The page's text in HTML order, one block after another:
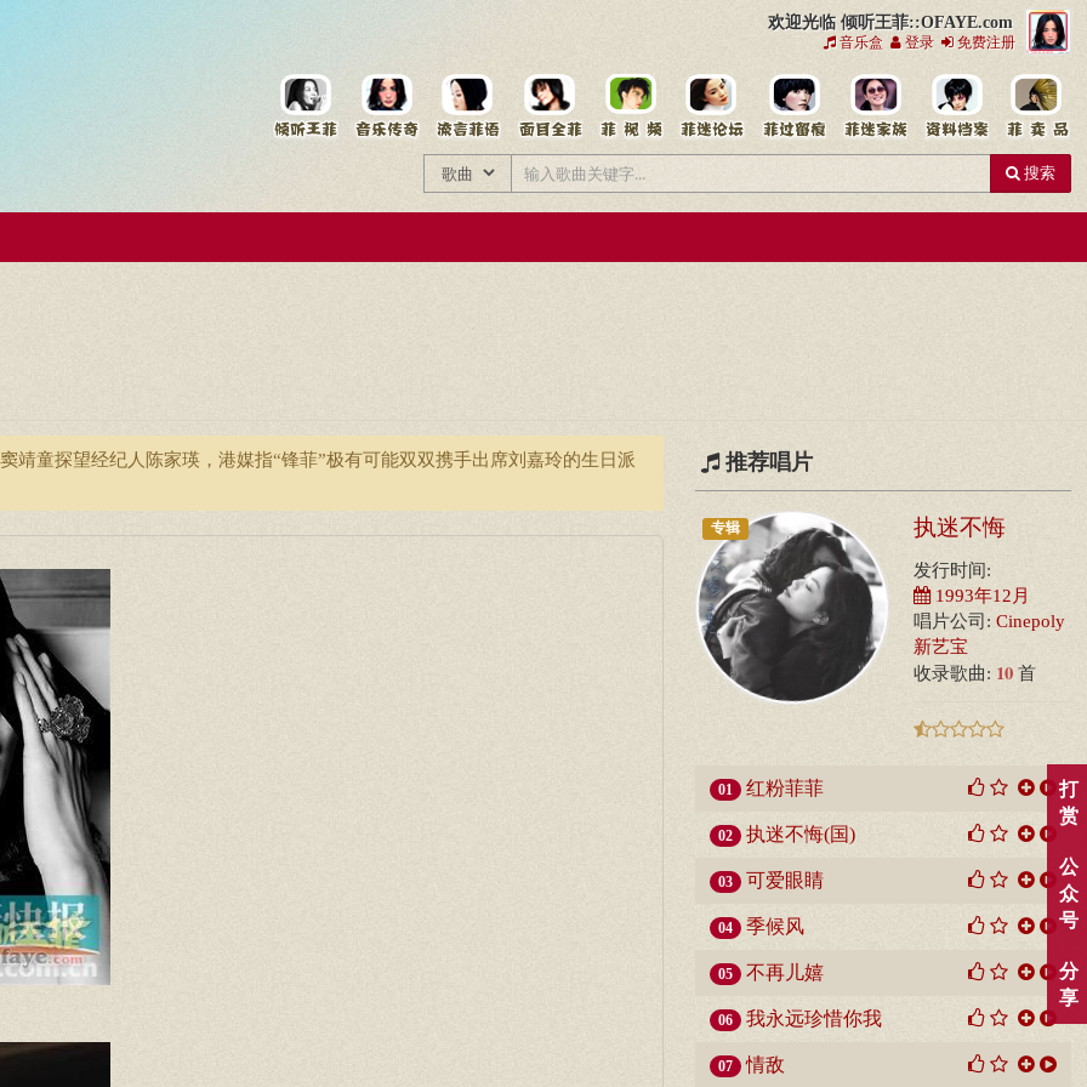
欢迎光临 倾听王菲::OFAYE.com
音乐盒 登录 免费注册
搜索
靖童探望经纪人陈家瑛，港媒指“锋菲”极有可能双双携手出席刘嘉玲的生日派 推荐唱片
专辑 执迷不悔
发行时间:
1993年12月
唱片公司: Cinepoly
新艺宝
收录歌曲: 10 首
01 红粉菲菲
02 执迷不悔(国)
03 可爱眼睛
04 季候风
05 不再儿嬉
06 我永远珍惜你我
07 情敌
打
赏
公
众
号
分
享